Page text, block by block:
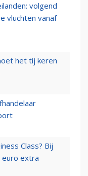
volgend
vluchten vanaf
het tij keren
Class? Bij
euro extra